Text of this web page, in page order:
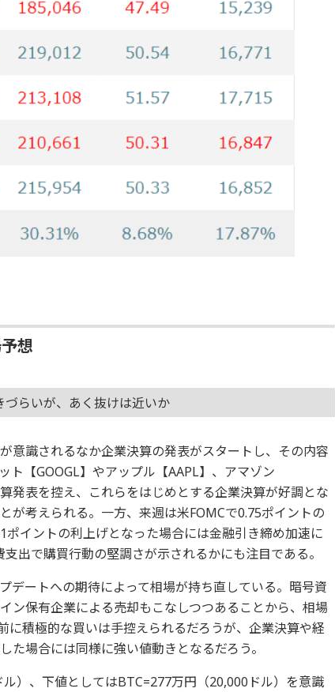
想
らいが、あく抜けは近いか
意識されるなか企業決算の発表がスタートし、その内容
ト【GOOGL】やアップル【AAPL】、アマゾン
発表を控え、これらをはじめとする企業決算が好調とな
が考えられる。一方、来週は米FOMCで0.75ポイントの
イントの利上げとなった場合には金融引き締め加速に
出で購買行動の堅調さが示されるかにも注目である。
デートへの期待によって相場が持ち直している。暗号資
ン保有企業による売却もこなしつつあることから、相場
に積極的な買いは手控えられるだろうが、企業決算や経
場合には同様に強い値動きとなるだろう。
）、下値としてはBTC=277万円（20,000ドル）を意識